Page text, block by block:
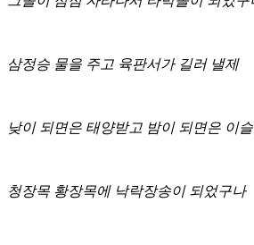
삼정승 물을 주고 육판서가 길러 낼제
낮이 되면은 태양받고 밤이 되면은 이
청장목 황장목에 낙락장송이 되었구나